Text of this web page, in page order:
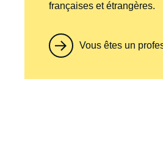
françaises et étrangères.
Vous êtes un